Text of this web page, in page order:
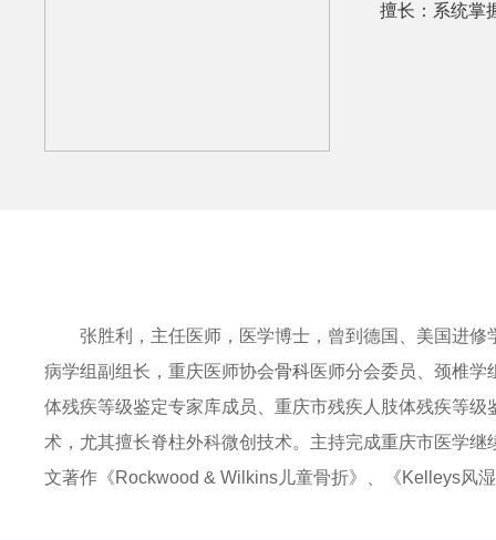
擅长：系统掌
张胜利，主任医师，医学博士，曾到德国、美国进
病学组副组长，重庆医师协会骨科医师分会委员、颈椎
体残疾等级鉴定专家库成员、重庆市残疾人肢体残疾等
术，尤其擅长脊柱外科微创技术。主持完成重庆市医学
文著作《Rockwood & Wilkins儿童骨折》、《Kelleys风